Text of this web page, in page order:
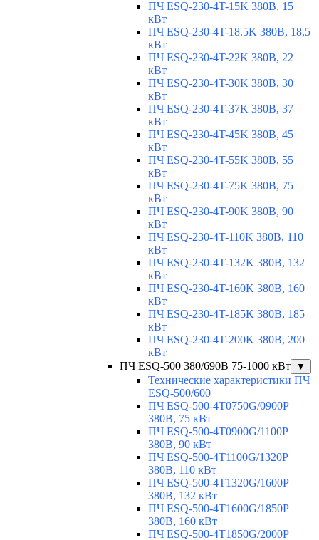
ПЧ ESQ-230-4T-15K 380В, 15
кВт
ПЧ ESQ-230-4T-18.5K 380В, 18,5
кВт
ПЧ ESQ-230-4T-22K 380В, 22
кВт
ПЧ ESQ-230-4T-30K 380В, 30
кВт
ПЧ ESQ-230-4T-37K 380В, 37
кВт
ПЧ ESQ-230-4T-45K 380В, 45
кВт
ПЧ ESQ-230-4T-55K 380В, 55
кВт
ПЧ ESQ-230-4T-75K 380В, 75
кВт
ПЧ ESQ-230-4T-90K 380В, 90
кВт
ПЧ ESQ-230-4T-110K 380В, 110
кВт
ПЧ ESQ-230-4T-132K 380В, 132
кВт
ПЧ ESQ-230-4T-160K 380В, 160
кВт
ПЧ ESQ-230-4T-185K 380В, 185
кВт
ПЧ ESQ-230-4T-200K 380В, 200
кВт
ПЧ ESQ-500 380/690В 75-1000 кВт
▼
Технические характеристики ПЧ
ESQ-500/600
ПЧ ESQ-500-4T0750G/0900P
380В, 75 кВт
ПЧ ESQ-500-4T0900G/1100P
380В, 90 кВт
ПЧ ESQ-500-4T1100G/1320P
380В, 110 кВт
ПЧ ESQ-500-4T1320G/1600P
380В, 132 кВт
ПЧ ESQ-500-4T1600G/1850P
380В, 160 кВт
ПЧ ESQ-500-4T1850G/2000P